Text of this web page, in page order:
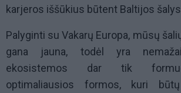
karjeros iššūkius būtent Baltijos
Palyginti su Vakarų Europa, mūsų
gana jauna, todėl yra
ekosistemos dar tik
optimaliausios formos, kuri